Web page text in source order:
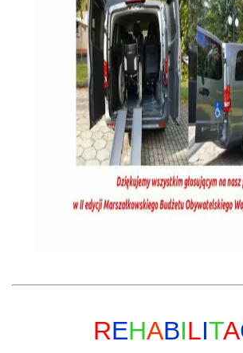
REHABILITA